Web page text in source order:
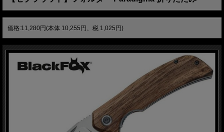
価格:11,280円(本体 10,255円、税 1,025円)